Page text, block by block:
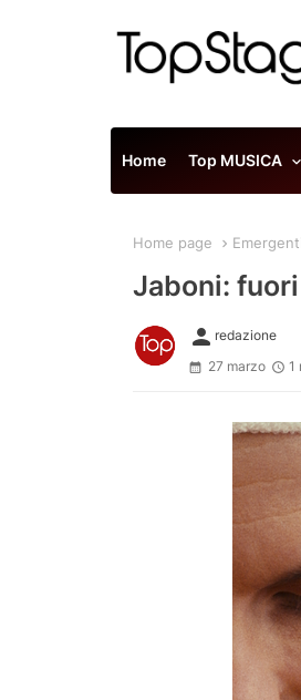
Home Top MUSICA
Home page Emergenti
Jaboni:
person redazione
27 marzo
1